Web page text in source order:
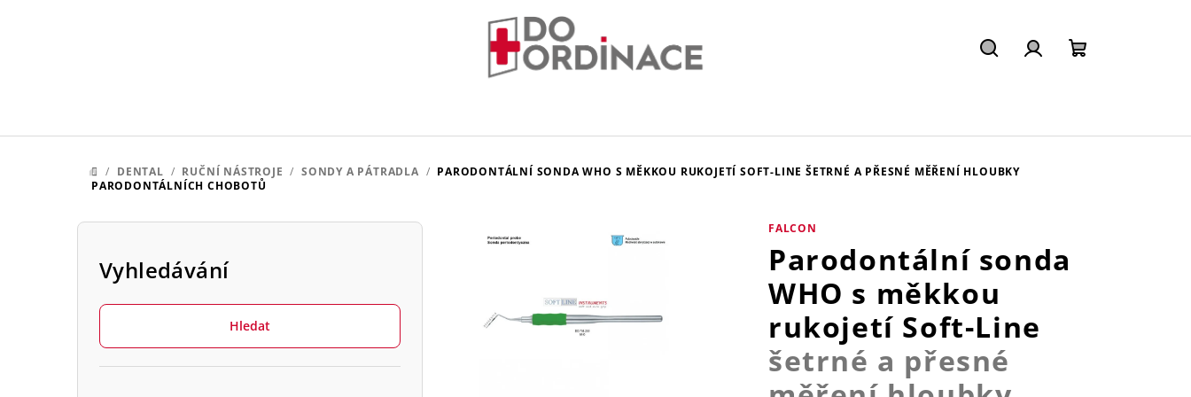
DOMŮ
/ DENTAL / RUČNÍ NÁSTROJE / SONDY A PÁTRADLA / PARODONTÁLNÍ SONDA WHO S MĚKKOU RUKOJETÍ SOFT-LINEŠETRNÉ A PŘESNÉ MĚŘENÍ HLOUBKY
PARODONTÁLNÍCH CHOBOTŮ
P
Vyhledávání
Hledat
FALCON
Parodontální sonda
WHO s měkkou
rukojetí Soft-Line
šetrné a přesné